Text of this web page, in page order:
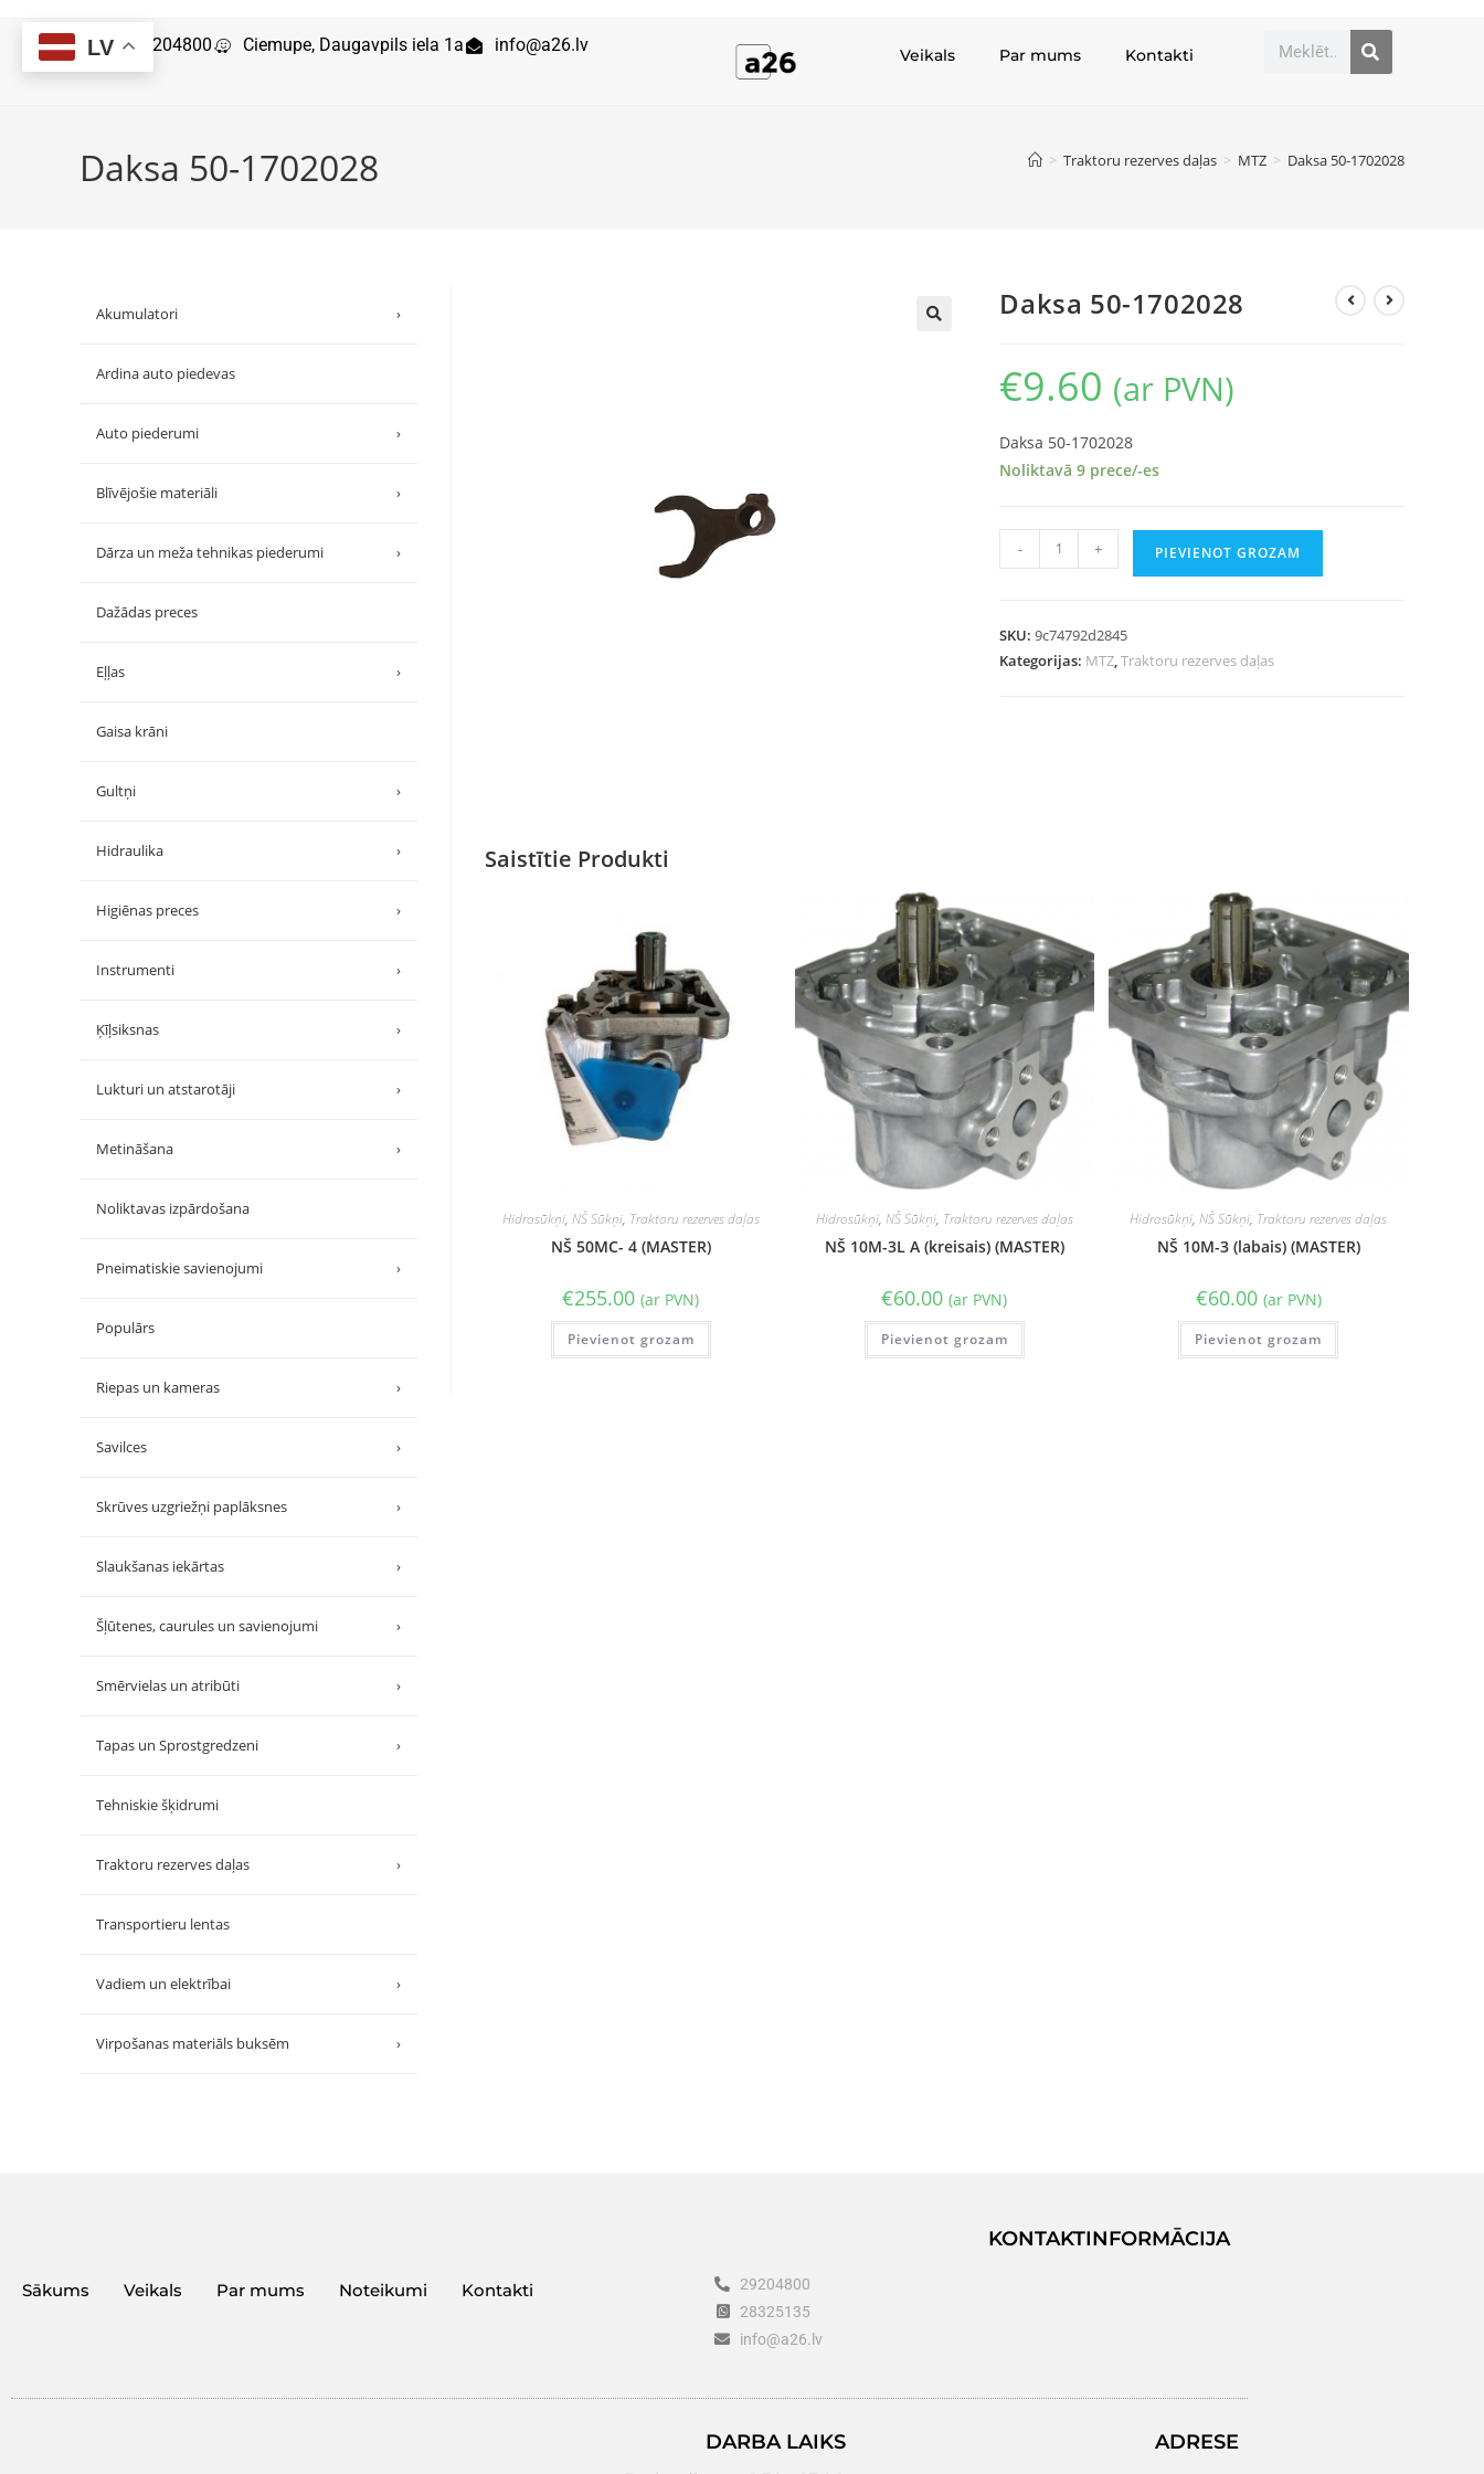
29204800 Ciemupe, Daugavpils iela 1a info@a26.lv Veikals Par mums Kontakti
Daksa 50-1702028 > Traktoru rezerves daļas > MTZ > Daksa 50-1702028
Daksa 50-1702028
€9.60 (ar PVN)
Daksa 50-1702028
Noliktavā 9 prece/-es
- + PIEVIENOT GROZAM
SKU:9c74792d2845
Kategorijas: MTZ,Traktoru rezerves daļas
Saistītie Produkti
Hidrosūkņi, NŠ Sūkņi, Traktoru rezerves daļas
NŠ 50MC- 4 (MASTER)
€255.00 (ar PVN)
Pievienot grozam
Hidrosūkņi, NŠ Sūkņi, Traktoru rezerves daļas
NŠ 10M-3L A (kreisais) (MASTER)
€60.00 (ar PVN)
Pievienot grozam
Hidrosūkņi,NŠ Sūkņi, Traktoru rezerves daļas
NŠ 10M-3 (labais) (MASTER)
€60.00 (ar PVN)
Pievienot grozam
Akumulatori ›
Ardina auto piedevas
Auto piederumi ›
Blīvējošie materiāli ›
Dārza un meža tehnikas piederumi ›
Dažādas preces
Eļļas ›
Gaisa krāni
Gultņi ›
Hidraulika ›
Higiēnas preces ›
Instrumenti ›
Ķīļsiksnas ›
Lukturi un atstarotāji ›
Metināšana ›
Noliktavas izpārdošana
Pneimatiskie savienojumi ›
Populārs
Riepas un kameras ›
Savilces ›
Skrūves uzgriežņi paplāksnes ›
Slaukšanas iekārtas ›
Šļūtenes, caurules un savienojumi ›
Smērvielas un atribūti ›
Tapas un Sprostgredzeni ›
Tehniskie šķidrumi
Traktoru rezerves daļas ›
Transportieru lentas
Vadiem un elektrībai ›
Virpošanas materiāls buksēm ›
Sākums Veikals Par mums Noteikumi Kontakti
KONTAKTINFORMĀCIJA
29204800
28325135
info@a26.lv
DARBA LAIKS ADRESE
LV